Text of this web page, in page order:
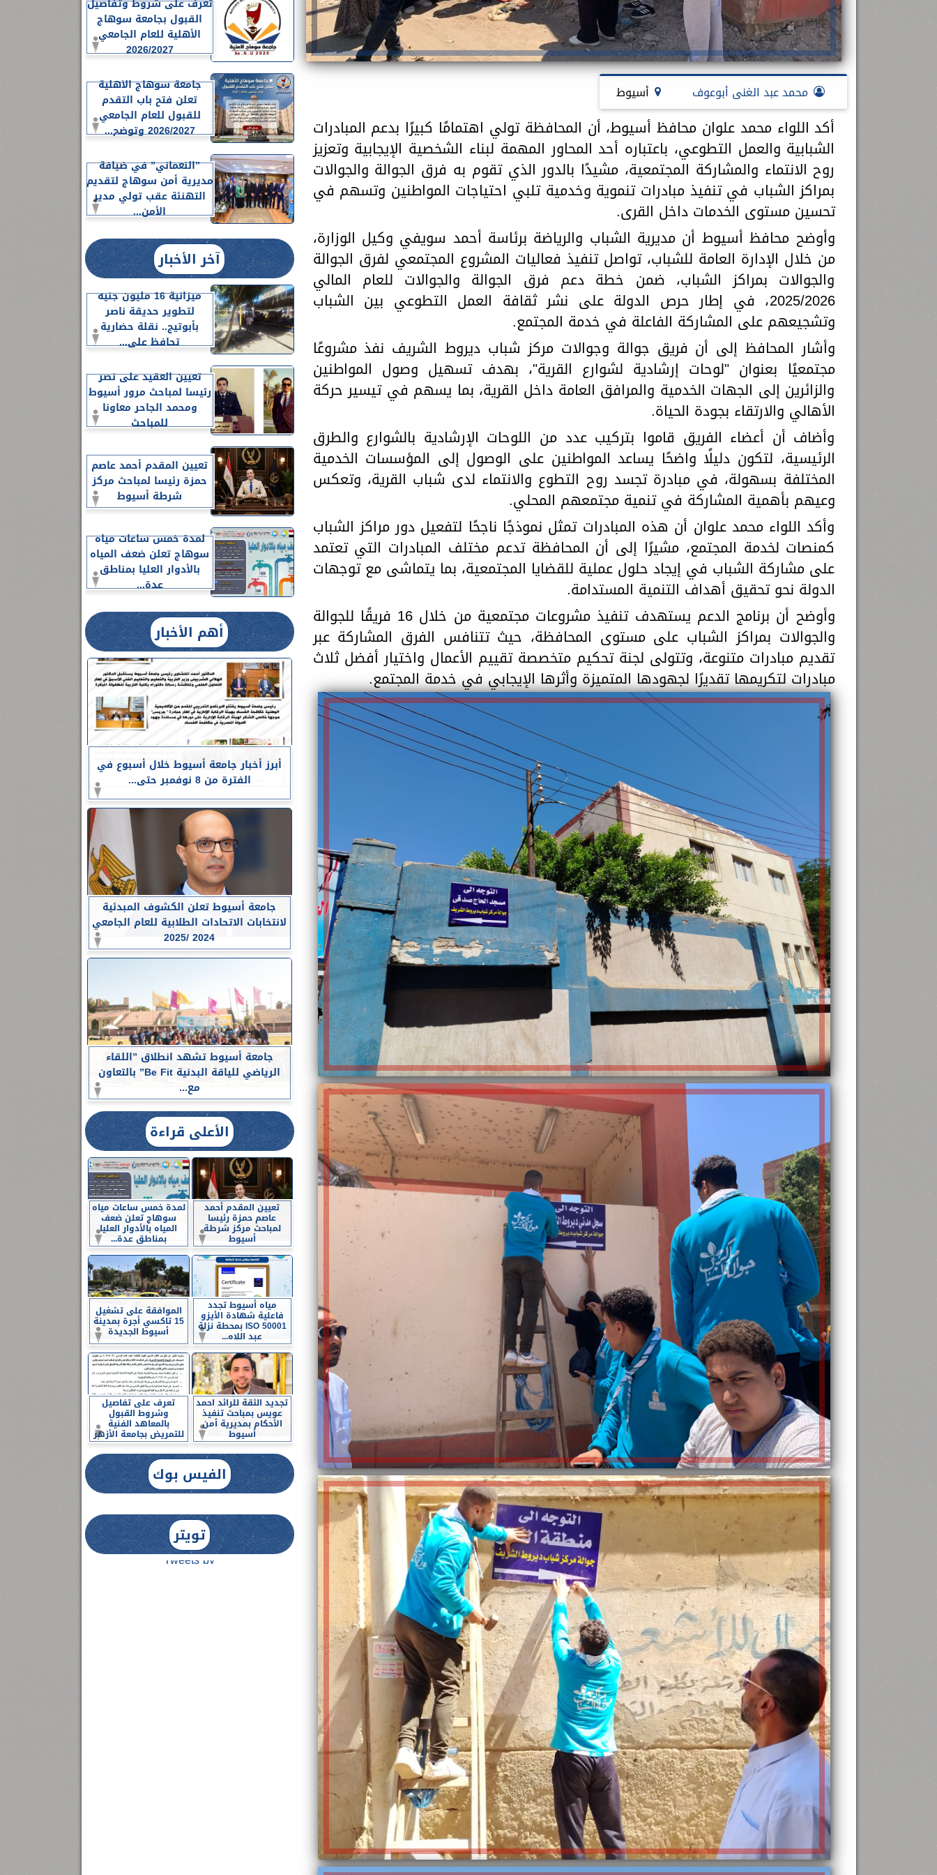
محمد عبد الغنى أبوعوف أسيوط
أكد اللواء محمد علوان محافظ أسيوط، أن المحافظة تولي اهتمامًا كبيرًا بدعم المبادرات
الشبابية والعمل التطوعي، باعتباره أحد المحاور المهمة لبناء الشخصية الإيجابية وتعزيز
روح الانتماء والمشاركة المجتمعية، مشيدًا بالدور الذي تقوم به فرق الجوالة والجوالات
بمراكز الشباب في تنفيذ مبادرات تنموية وخدمية تلبي احتياجات المواطنين وتسهم في
تحسين مستوى الخدمات داخل القرى.
وأوضح محافظ أسيوط أن مديرية الشباب والرياضة برئاسة أحمد سويفي وكيل الوزارة،
من خلال الإدارة العامة للشباب، تواصل تنفيذ فعاليات المشروع المجتمعي لفرق الجوالة
والجوالات بمراكز الشباب، ضمن خطة دعم فرق الجوالة والجوالات للعام المالي
2025/2026، في إطار حرص الدولة على نشر ثقافة العمل التطوعي بين الشباب
وتشجيعهم على المشاركة الفاعلة في خدمة المجتمع.
وأشار المحافظ إلى أن فريق جوالة وجوالات مركز شباب ديروط الشريف نفذ مشروعًا
مجتمعيًا بعنوان "لوحات إرشادية لشوارع القرية"، بهدف تسهيل وصول المواطنين
والزائرين إلى الجهات الخدمية والمرافق العامة داخل القرية، بما يسهم في تيسير حركة
الأهالي والارتقاء بجودة الحياة.
وأضاف أن أعضاء الفريق قاموا بتركيب عدد من اللوحات الإرشادية بالشوارع والطرق
الرئيسية، لتكون دليلًا واضحًا يساعد المواطنين على الوصول إلى المؤسسات الخدمية
المختلفة بسهولة، في مبادرة تجسد روح التطوع والانتماء لدى شباب القرية، وتعكس
وعيهم بأهمية المشاركة في تنمية مجتمعهم المحلي.
وأكد اللواء محمد علوان أن هذه المبادرات تمثل نموذجًا ناجحًا لتفعيل دور مراكز الشباب
كمنصات لخدمة المجتمع، مشيرًا إلى أن المحافظة تدعم مختلف المبادرات التي تعتمد
على مشاركة الشباب في إيجاد حلول عملية للقضايا المجتمعية، بما يتماشى مع توجهات
الدولة نحو تحقيق أهداف التنمية المستدامة.
وأوضح أن برنامج الدعم يستهدف تنفيذ مشروعات مجتمعية من خلال 16 فريقًا للجوالة
والجوالات بمراكز الشباب على مستوى المحافظة، حيث تتنافس الفرق المشاركة عبر
تقديم مبادرات متنوعة، وتتولى لجنة تحكيم متخصصة تقييم الأعمال واختيار أفضل ثلاث
مبادرات لتكريمها تقديرًا لجهودها المتميزة وأثرها الإيجابي في خدمة المجتمع.
تعرف على شروط وتفاصيل
القبول بجامعة سوهاج
الأهلية للعام الجامعي
2026/2027
جامعة سوهاج الأهلية
تعلن فتح باب التقدم
للقبول للعام الجامعي
2026/2027 وتوضح...
”النعماني” في ضيافة
مديرية أمن سوهاج لتقديم
التهنئة عقب تولي مدير
الأمن...
آخر الأخبار
ميزانية 16 مليون جنيه
لتطوير حديقة ناصر
بأبوتيج.. نقلة حضارية
تحافظ على...
تعيين العقيد على نصر
رئيسا لمباحث مرور أسيوط
ومحمد الجاحر معاونا
للمباحث
تعيين المقدم أحمد عاصم
حمزة رئيسا لمباحث مركز
شرطة أسيوط
لمدة خمس ساعات مياه
سوهاج تعلن ضعف المياه
بالأدوار العليا بمناطق
عدة...
أهم الأخبار
أبرز أخبار جامعة أسيوط خلال أسبوع في
الفترة من 8 نوفمبر حتى...
جامعة أسيوط تعلن الكشوف المبدئية
لانتخابات الاتحادات الطلابية للعام الجامعي
2024 /2025
جامعة أسيوط تشهد انطلاق ”اللقاء
الرياضي للياقة البدنية Be Fit” بالتعاون
مع...
الأعلى قراءة
تعيين المقدم أحمد
عاصم حمزة رئيسا
لمباحث مركز شرطة
أسيوط
لمدة خمس ساعات مياه
سوهاج تعلن ضعف
المياه بالأدوار العليا
بمناطق عدة...
مياه أسيوط تجدد
فاعلية شهادة الأيزو
ISO 50001 بمحطة نزلة
عبد اللاه...
الموافقة على تشغيل
15 تاكسي أجرة بمدينة
أسيوط الجديدة
تجديد الثقة للرائد احمد
عويس بمباحث تنفيذ
الأحكام بمديرية أمن
أسيوط
تعرف على تفاصيل
وشروط القبول
بالمعاهد الفنية
للتمريض بجامعة الأزهر
الفيس بوك
تويتر
Tweets by